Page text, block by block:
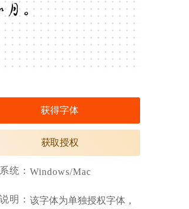
。
获得字体
获取授权
统： Windows/Mac
明： 该字体为单独授权字体，